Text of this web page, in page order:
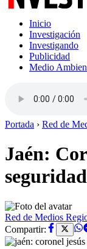
Inicio
Investigación
Investigando
Publicidad
Medio
Portada › Red de
Jaén:
seguridad
Red de Medios
Compartir: